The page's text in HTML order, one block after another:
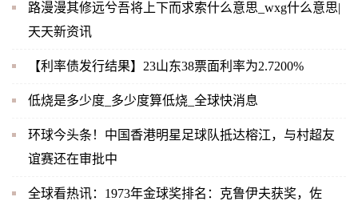
路漫漫其修远兮吾将上下而求索什么意思_wxg什么意思|
天天新资讯
【利率债发行结果】23山东38票面利率为2.7200%
低烧是多少度_多少度算低烧_全球快消息
环球今头条！中国香港明星足球队抵达榕江，与村超友
谊赛还在审批中
全球看热讯：1973年金球奖排名：克鲁伊夫获奖，佐